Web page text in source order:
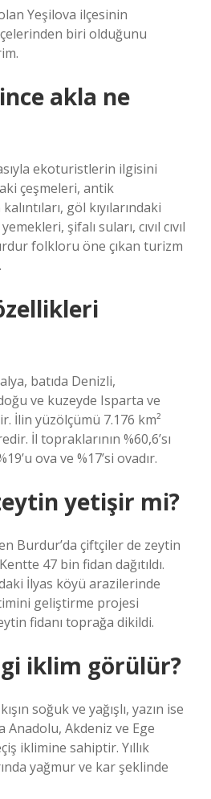
Yeşilova ilçesinin
biri olduğunu
akla ne
ekoturistlerin ilgisini
çeşmeleri, antik
göl kıyılarındaki
şifalı suları, cıvıl cıvıl
folkloru öne çıkan turizm
batıda Denizli,
ve kuzeyde Isparta ve
İlin yüzölçümü 7.176 km²
İl topraklarının %60,6’sı
ova ve %17’si ovadır.
yetişir mi?
Burdur’da çiftçiler de zeytin
47 bin fidan dağıtıldı.
İlyas köyü arazilerinde
geliştirme projesi
fidanı toprağa dikildi.
iklim görülür?
soğuk ve yağışlı, yazın ise
Anadolu, Akdeniz ve Ege
iklimine sahiptir. Yıllık
yağmur ve kar şeklinde